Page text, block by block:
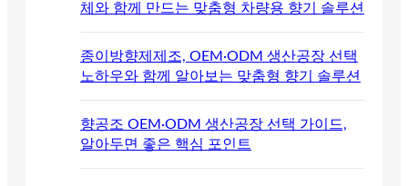
체와 함께 만드는 맞춤형 차량용 향기 솔루션
종이방향제제조, OEM·ODM 생산공장 선택
노하우와 함께 알아보는 맞춤형 향기 솔루션
향공조 OEM·ODM 생산공장 선택 가이드,
알아두면 좋은 핵심 포인트